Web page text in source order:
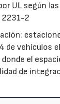
UL según
2231-2
de vehículos
el
de